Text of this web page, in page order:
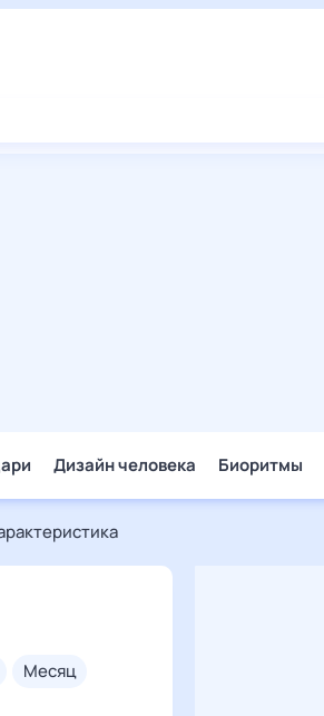
Дизайн человека Биоритмы
месяц